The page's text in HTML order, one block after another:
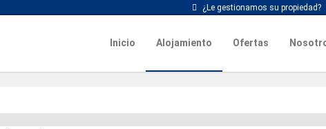
¿Le gestionamos su propiedad?
Inicio Alojamiento Ofertas